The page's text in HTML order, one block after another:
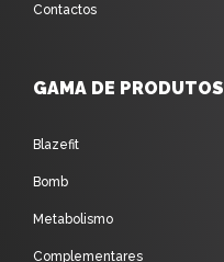
Contactos
GAMA DE PRODUTOS
Blazefit
Bomb
Metabolismo
Complementares